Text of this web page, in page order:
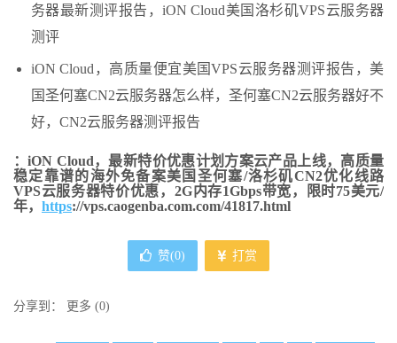
务器最新测评报告，iON Cloud美国洛杉矶VPS云服务器
测评
iON Cloud，高质量便宜美国VPS云服务器测评报告，美
国圣何塞CN2云服务器怎么样，圣何塞CN2云服务器好不
好，CN2云服务器测评报告
：iON Cloud，最新特价优惠计划方案云产品上线，高质量
稳定靠谱的海外免备案美国圣何塞/洛杉矶CN2优化线路
VPS云服务器特价优惠，2G内存1Gbps带宽，限时75美元/
年， https://vps.caogenba.com.com/41817.html
赞(0) 打赏
分享到： 更多 (0)